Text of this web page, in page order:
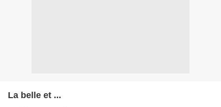
La belle et ...